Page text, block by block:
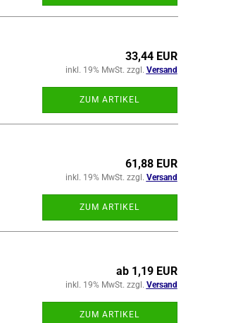
33,44 EUR
inkl. 19% MwSt. zzgl. Versand
ZUM ARTIKEL
61,88 EUR
inkl. 19% MwSt. zzgl. Versand
ZUM ARTIKEL
ab 1,19 EUR
inkl. 19% MwSt. zzgl. Versand
ZUM ARTIKEL